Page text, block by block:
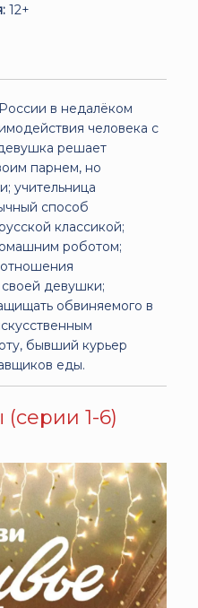
12+
в недалёком
человека с
решает
парнем, но
учительница
способ
классикой;
роботом;
девушки;
обвиняемого в
бывший курьер
еды.
1-6)